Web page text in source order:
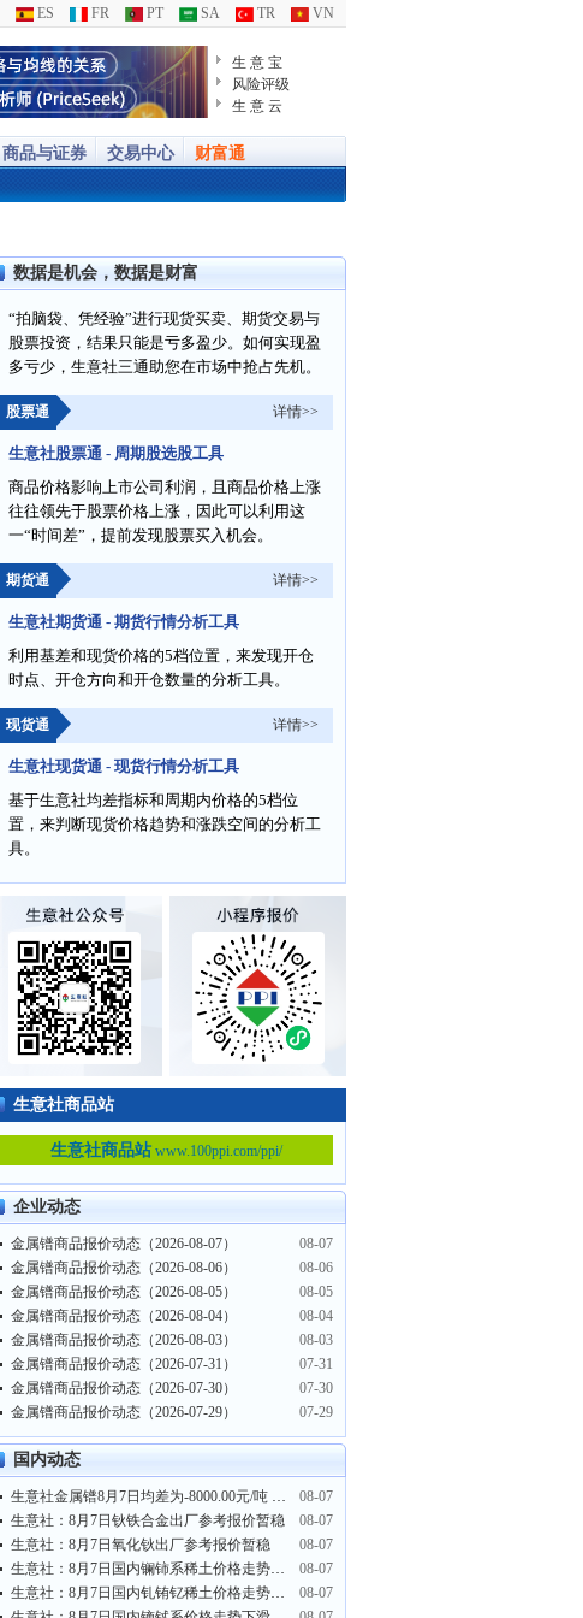
ES FR PT SA TR VN
生 意 宝
风险评级
生 意 云
商品与证券 交易中心 财富通
数据是机会，数据是财富
“拍脑袋、凭经验”进行现货买卖、期货交易与
股票投资，结果只能是亏多盈少。如何实现盈
多亏少，生意社三通助您在市场中抢占先机。
股票通 详情>>
生意社股票通 - 周期股选股工具
商品价格影响上市公司利润，且商品价格上涨
往往领先于股票价格上涨，因此可以利用这
一“时间差”，提前发现股票买入机会。
期货通 详情>>
生意社期货通 - 期货行情分析工具
利用基差和现货价格的5档位置，来发现开仓
时点、开仓方向和开仓数量的分析工具。
现货通 详情>>
生意社现货通 - 现货行情分析工具
基于生意社均差指标和周期内价格的5档位
置，来判断现货价格趋势和涨跌空间的分析工
具。
生意社商品站
生意社商品站www.100ppi.com/ppi/
企业动态
金属镨商品报价动态（2026-08-07）
08-07
金属镨商品报价动态（2026-08-06）
08-06
金属镨商品报价动态（2026-08-05）
08-05
金属镨商品报价动态（2026-08-04）
08-04
金属镨商品报价动态（2026-08-03）
08-03
金属镨商品报价动态（2026-07-31）
07-31
金属镨商品报价动态（2026-07-30）
07-30
金属镨商品报价动态（2026-07-29）
07-29
国内动态
生意社金属镨8月7日均差为-8000.00元/吨 由负向扩大转为缩小
08-07
生意社：8月7日钬铁合金出厂参考报价暂稳
08-07
生意社：8月7日氧化钬出厂参考报价暂稳
08-07
生意社：8月7日国内镧铈系稀土价格走势暂稳
08-07
生意社：8月7日国内钆铕钇稀土价格走势暂稳
08-07